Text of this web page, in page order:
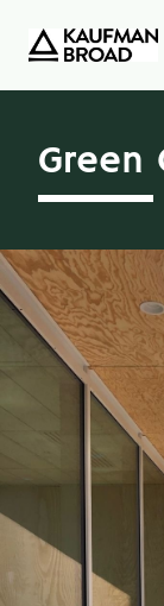
Green